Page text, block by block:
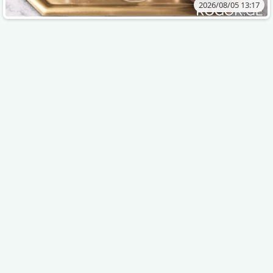
2026/08/05 13:17